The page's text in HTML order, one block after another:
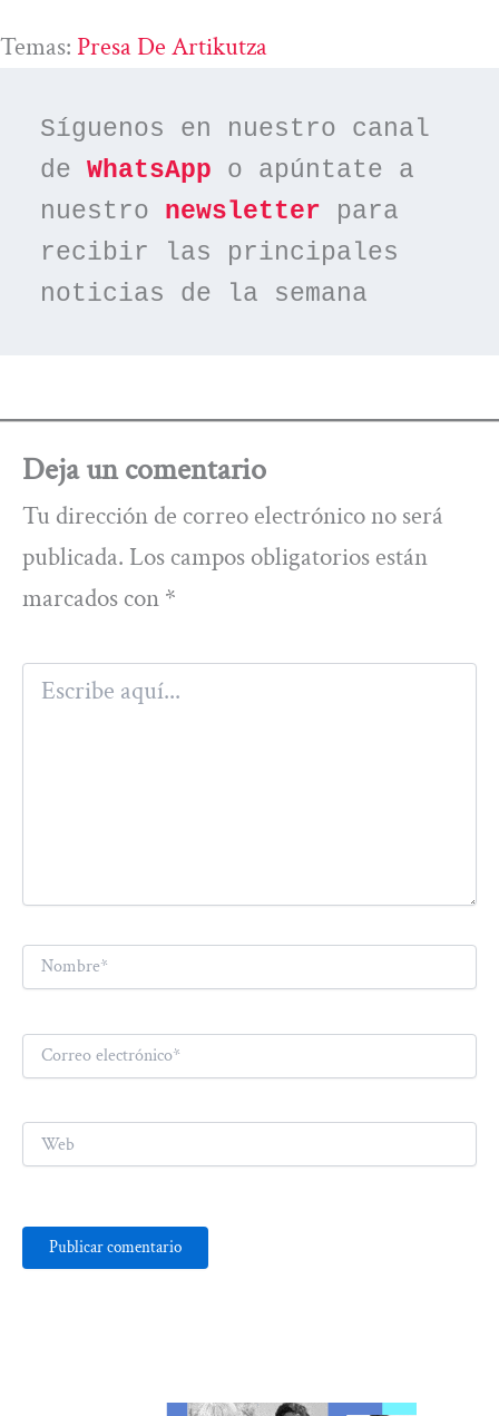
Temas: Presa De Artikutza
Síguenos en nuestro canal
de WhatsApp o apúntate a
nuestro newsletter para
recibir las principales
noticias de la semana
Deja un comentario
Tu dirección de correo electrónico no será
publicada. Los campos obligatorios están
marcados con *
aquí...
Nombre*
Correo
electrónico*